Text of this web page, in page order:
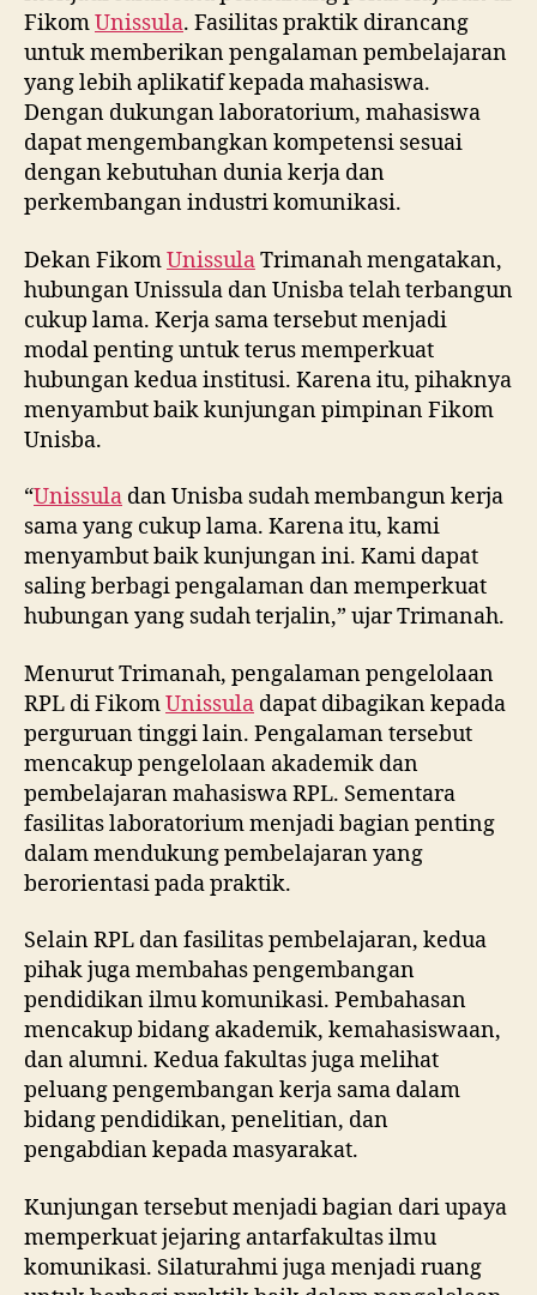
FikomUnissula. Fasilitas praktik dirancang
untuk memberikan pengalaman pembelajaran
yang lebih aplikatif kepada mahasiswa.
Dengan dukungan laboratorium, mahasiswa
dapat mengembangkan kompetensi sesuai
dengan kebutuhan dunia kerja dan
perkembangan industri komunikasi.
Dekan FikomUnissulaTrimanah mengatakan,
hubungan Unissula dan Unisba telah terbangun
cukup lama. Kerja sama tersebut menjadi
modal penting untuk terus memperkuat
hubungan kedua institusi. Karena itu, pihaknya
menyambut baik kunjungan pimpinan Fikom
Unisba.
“Unissula dan Unisba sudah membangun kerja
sama yang cukup lama. Karena itu, kami
menyambut baik kunjungan ini. Kami dapat
saling berbagi pengalaman dan memperkuat
hubungan yang sudah terjalin,” ujar Trimanah.
Menurut Trimanah, pengalaman pengelolaan
RPL di FikomUnissula dapat dibagikan kepada
perguruan tinggi lain. Pengalaman tersebut
mencakup pengelolaan akademik dan
pembelajaran mahasiswa RPL. Sementara
fasilitas laboratorium menjadi bagian penting
dalam mendukung pembelajaran yang
berorientasi pada praktik.
Selain RPL dan fasilitas pembelajaran, kedua
pihak juga membahas pengembangan
pendidikan ilmu komunikasi. Pembahasan
mencakup bidang akademik, kemahasiswaan,
dan alumni. Kedua fakultas juga melihat
peluang pengembangan kerja sama dalam
bidang pendidikan, penelitian, dan
pengabdian kepada masyarakat.
Kunjungan tersebut menjadi bagian dari upaya
memperkuat jejaring antarfakultas ilmu
komunikasi. Silaturahmi juga menjadi ruang